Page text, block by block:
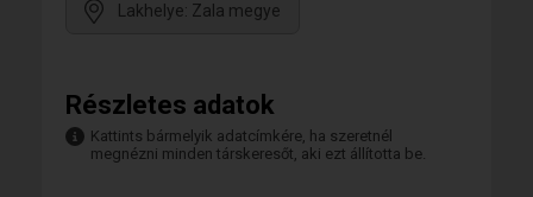
Lakhelye: Zala megye
Részletes adatok
Kattints bármelyik adatcímkére, ha szeretnél
megnézni minden társkeresőt, aki ezt állította be.